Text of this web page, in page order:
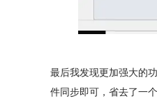
最后我发现更加强大的
件同步即可，省去了一